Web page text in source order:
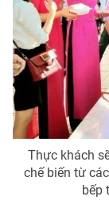
Thực khách
chế biến từ
bếp